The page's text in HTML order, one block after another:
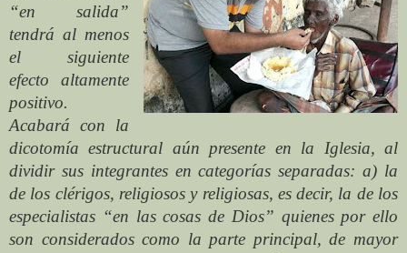
“en salida”
tendrá al menos
el siguiente
efecto altamente
positivo.
Acabará con la
dicotomía estructural aún presente en la Iglesia, al
dividir sus integrantes en categorías separadas: a) la
de los clérigos, religiosos y religiosas, es decir, la de los
especialistas “en las cosas de Dios” quienes por ello
son considerados como la parte principal, de mayor